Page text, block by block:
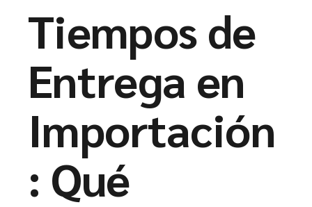
Tiempos de
Entrega en
Importación
: Qué